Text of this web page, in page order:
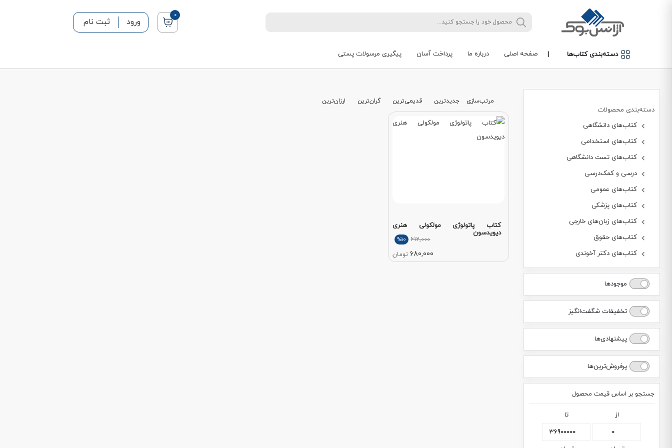
0
ورود ثبت نام
دسته‌بندی کتاب‌ها | صفحه اصلی درباره ما پرداخت آسان پیگیری مرسولات پستی
دسته‌بندی محصولات
کتاب‌های دانشگاهی
کتاب‌های استخدامی
کتاب‌های تست دانشگاهی
درسی و کمک‌درسی
کتاب‌های عمومی
کتاب‌های پزشکی
کتاب‌های زبان‌های خارجی
کتاب‌های حقوق
کتاب‌های دکتر آخوندی
موجودها
تخفیفات شگفت‌انگیز
پیشنهادی‌ها
پرفروش‌ترین‌ها
جستجو بر اساس قیمت محصول
از تا
مرتب‌سازی جدیدترین قدیمی‌ترین گران‌ترین ارزان‌ترین
کتاب پاتولوژی مولکولی هنری
دیویدسون
612,000
%10
680,000 تومان